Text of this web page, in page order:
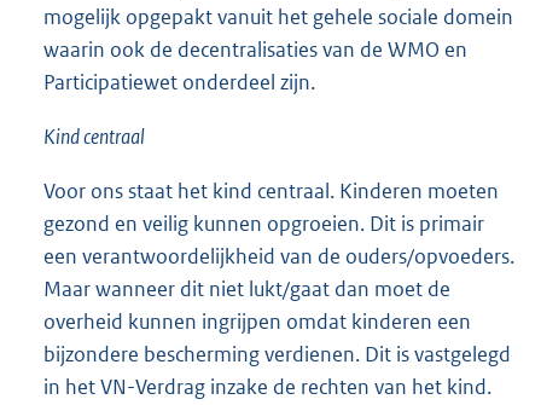
mogelijk opgepakt vanuit het gehele sociale domein
waarin ook de decentralisaties van de WMO en
Participatiewet onderdeel zijn.
Kind centraal
Voor ons staat het kind centraal. Kinderen moeten
gezond en veilig kunnen opgroeien. Dit is primair
een verantwoordelijkheid van de ouders/opvoeders.
Maar wanneer dit niet lukt/gaat dan moet de
overheid kunnen ingrijpen omdat kinderen een
bijzondere bescherming verdienen. Dit is vastgelegd
in het VN-Verdrag inzake de rechten van het kind.